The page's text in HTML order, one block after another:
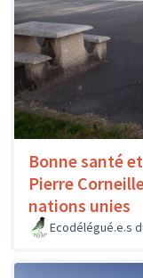
Bonne santé
Pierre
nations unies
Ecodélégué.e.s